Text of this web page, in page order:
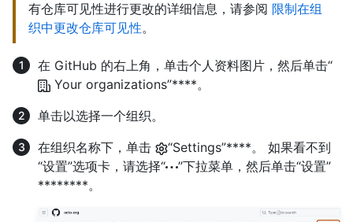
有仓库可见性进行更改的详细信息，请参阅 限制在组
织中更改仓库可见性。
在 GitHub 的右上角，单击个人资料图片，然后单击“
Your organizations”****。
单击以选择一个组织。
在组织名称下，单击
“Settings”****。 如果看不到
“设置”选项卡，请选择“
”下拉菜单，然后单击“设置”
********。